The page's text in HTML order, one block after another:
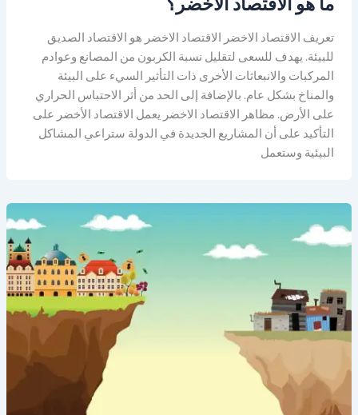
تعريف الاقتصاد الاخضر الاقتصاد الاخضر هو الاقتصاد الصديق
للبيئة. يهدف للسعى لتقليل نسبة الكربون من المصانع وعوادم
المركبات والانبعاثات الأخرى ذات التأثير السيء على البيئة
والمناخ بشكل عام. بالإضافة إلى الحد من أثر الاحتباس الحراري
على الأرض. مظاهر الاقتصاد الاخضر يعمل الاقتصاد الأخضر على
التأكيد على أن المشاريع الجديدة في الدولة ستراعي المشاكل
البيئية وستعمل